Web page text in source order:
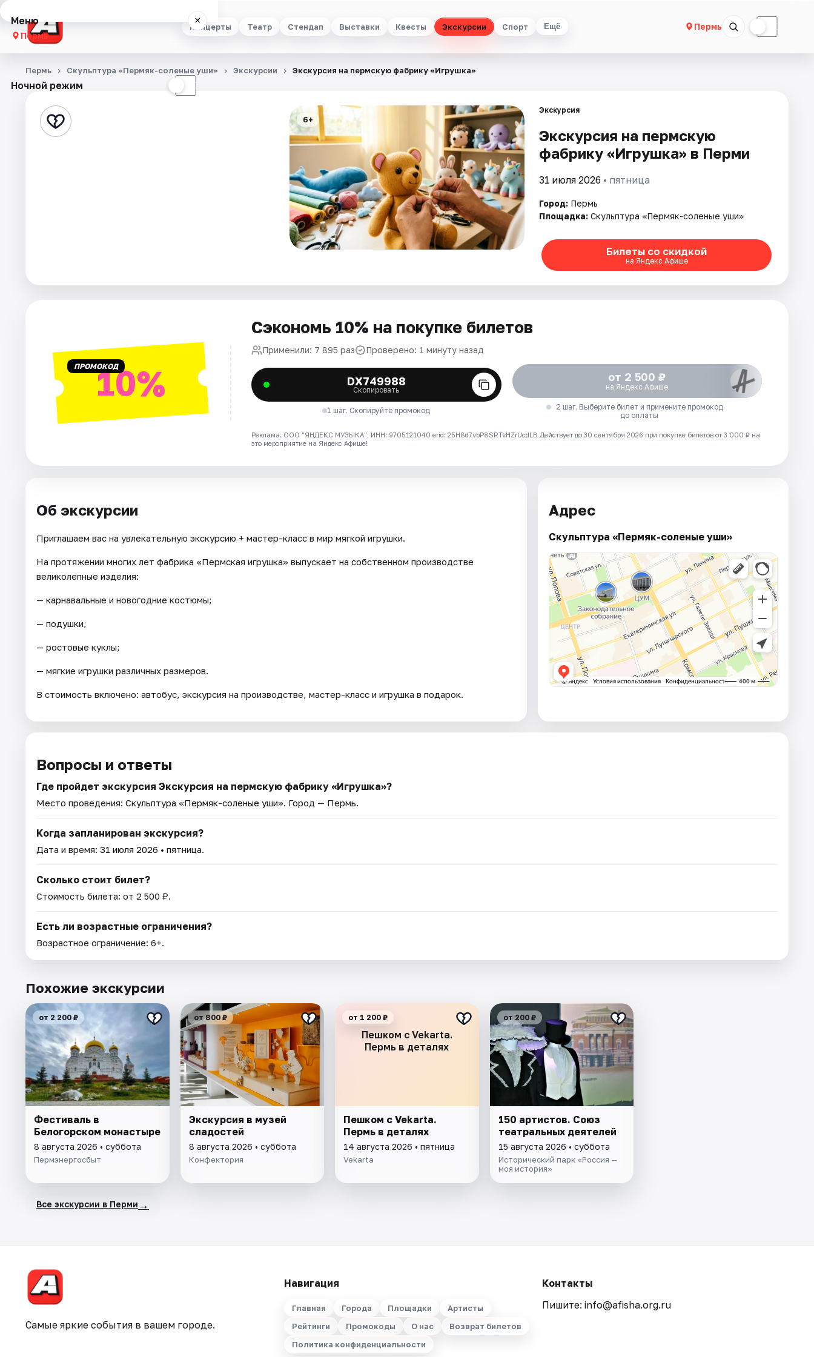
Концерты Театр Стендап Выставки Квесты Экскурсии Спорт Ещё Пермь ☾
Меню ×
Пермь
Концерты
Стендап
Артисты
Ночной режим ☾
Пермь Скульптура «Пермяк-соленые уши» Экскурсии Экскурсия на пермскую фабрику «Игрушка»
6+
Экскурсия
Экскурсия на пермскую
фабрику «Игрушка» в Перми
31 июля 2026 • пятница
Город: Пермь
Площадка: Скульптура «Пермяк-соленые уши»
Билеты со скидкой
на Яндекс Афише
ПРОМОКОД10%
Сэкономь 10% на покупке билетов
Применили: 7 895 раз Проверено: 1 минуту назад
DX749988
Скопировать
1 шаг. Скопируйте промокод
от 2 500 ₽
на Яндекс Афише
2 шаг. Выберите билет и примените промокод
до оплаты
Реклама. ООО "ЯНДЕКС МУЗЫКА", ИНН: 9705121040 erid: 25H8d7vbP8SRTvHZrUcdLB Действует до 30 сентября 2026 при покупке билетов от 3 000 ₽ на
это мероприятие на Яндекс Афише!
Об экскурсии
Приглашаем вас на увлекательную экскурсию + мастер-класс в мир мягкой игрушки.
На протяжении многих лет фабрика «Пермская игрушка» выпускает на собственном производстве
великолепные изделия:
— карнавальные и новогодние костюмы;
— подушки;
— ростовые куклы;
— мягкие игрушки различных размеров.
В стоимость включено: автобус, экскурсия на производстве, мастер-класс и игрушка в подарок.
Адрес
Скульптура «Пермяк-соленые уши»
Вопросы и ответы
Где пройдет экскурсия Экскурсия на пермскую фабрику «Игрушка»?
Место проведения: Скульптура «Пермяк-соленые уши». Город — Пермь.
Когда запланирован экскурсия?
Дата и время: 31 июля 2026 • пятница.
Сколько стоит билет?
Стоимость билета: от 2 500 ₽.
Есть ли возрастные ограничения?
Возрастное ограничение: 6+.
Похожие экскурсии
от 2 200 ₽
Фестиваль в
Белогорском монастыре
8 августа 2026 • суббота
Пермэнергосбыт
от 800 ₽
Экскурсия в музей
сладостей
8 августа 2026 • суббота
Конфектория
Пешком с Vekarta.
Пермь в деталях
от 1 200 ₽
Пешком с Vekarta.
Пермь в деталях
14 августа 2026 • пятница
Vekarta
от 200 ₽
150 артистов. Союз
театральных деятелей
15 августа 2026 • суббота
Исторический парк «Россия —
моя история»
Все экскурсии в Перми →
Самые яркие события в вашем городе.
Навигация
Главная Города Площадки
Артисты
Рейтинги
Промокоды О нас
Возврат билетов
Политика конфиденциальности
Контакты
Пишите: info@afisha.org.ru